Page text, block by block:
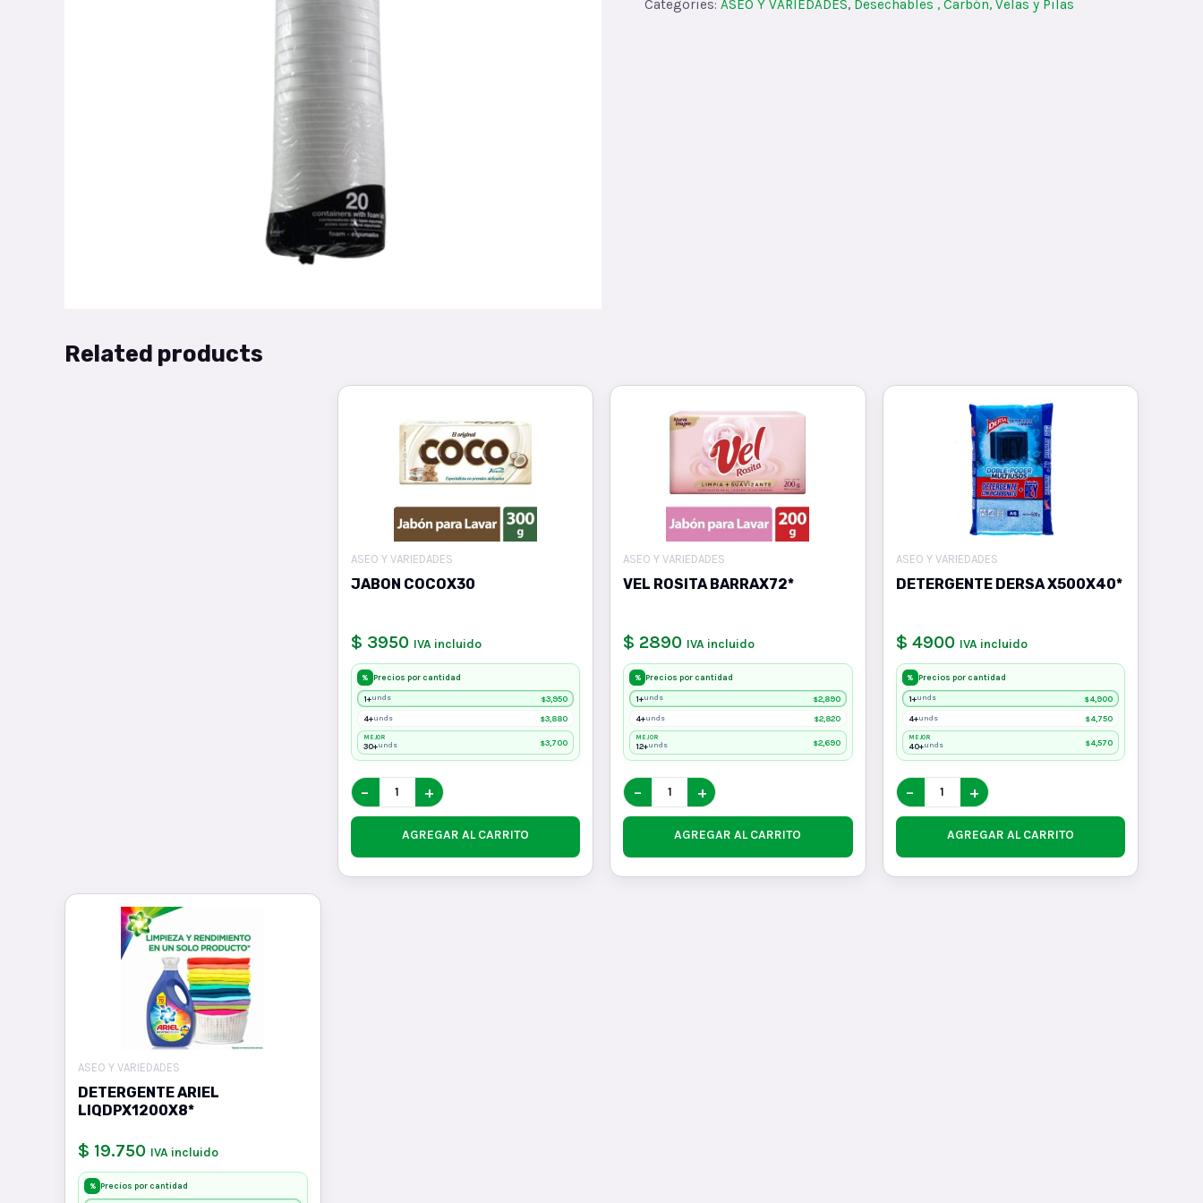
Categories: ASEO Y VARIEDADES, Desechables , Carbón, Velas y Pilas
Related products
ASEO Y VARIEDADES
JABON COCOX30
$ 3950 IVA incluido
% Precios por cantidad
1+unds $3,950
4+unds $3,880
MEJOR
30+unds $3,700
− +
AGREGAR AL CARRITO
ASEO Y VARIEDADES
VEL ROSITA BARRAX72*
$ 2890 IVA incluido
% Precios por cantidad
1+unds $2,890
4+unds $2,820
MEJOR
12+unds $2,690
− +
AGREGAR AL CARRITO
ASEO Y VARIEDADES
DETERGENTE DERSA X500X40*
$ 4900 IVA incluido
% Precios por cantidad
1+unds $4,900
4+unds $4,750
MEJOR
40+unds $4,570
− +
AGREGAR AL CARRITO
ASEO Y VARIEDADES
DETERGENTE ARIEL
LIQDPX1200X8*
$ 19.750 IVA incluido
% Precios por cantidad